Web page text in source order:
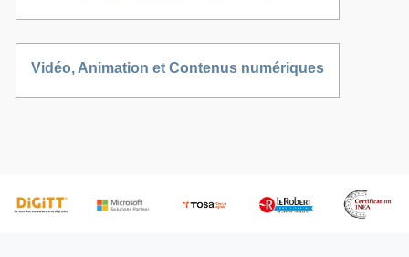
Vidéo, Animation et Contenus numériques